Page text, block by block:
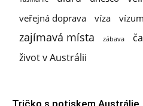
veřejná doprava víza vízum
zajímavá místa zábava
život v Austrálii
Tričko s potiskem Austrálie